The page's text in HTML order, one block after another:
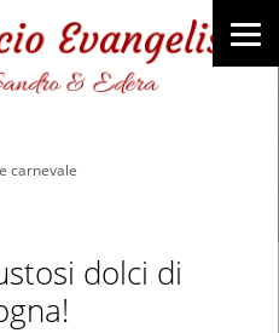
carnevale
dolci di